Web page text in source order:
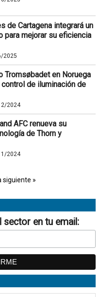
de Cartagena integrará un
para mejorar su eficiencia
2025
Tromsøbadet en Noruega
de iluminación de
2024
AFC renueva su
de Thorn y
2024
siguiente »
sector en tu email: